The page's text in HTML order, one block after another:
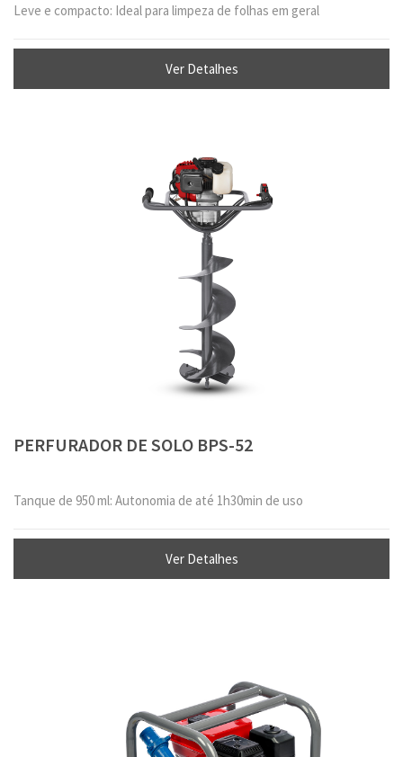
Leve e compacto: Ideal para limpeza de folhas em geral
Ver Detalhes
PERFURADOR DE SOLO BPS-52
Tanque de 950 ml: Autonomia de até 1h30min de uso
Ver Detalhes